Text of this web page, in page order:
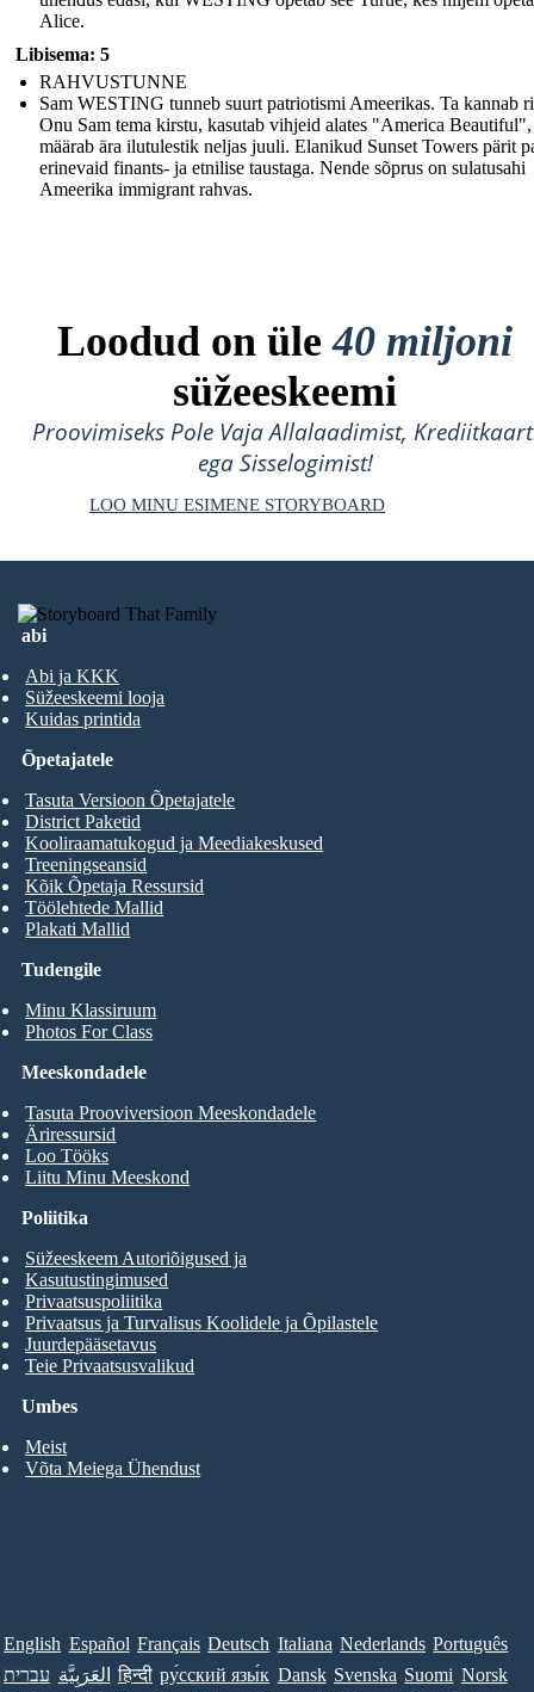
Alice.
Libisema: 5
RAHVUSTUNNE
Sam WESTING tunneb suurt patriotismi Ameerikas. Ta kannab
Onu Sam tema kirstu, kasutab vihjeid alates "America
määrab ära ilutulestik neljas juuli. Elanikud Sunset Towers pärit
erinevaid finants- ja etnilise taustaga. Nende sõprus on sulatusahi
Ameerika immigrant rahvas.
Loodud on üle40 miljoni
süžeeskeemi
Proovimiseks Pole Vaja Allalaadimist,
ega Sisselogimist!
LOO MINU ESIMENE STORYBOARD
abi
Abi ja KKK
Süžeeskeemi looja
Kuidas printida
Tudengile
Minu Klassiruum
Photos For Class
Õpetajatele
Tasuta Versioon Õpetajatele
District Paketid
Kooliraamatukogud ja Meediakeskused
Treeningseansid
Kõik Õpetaja Ressursid
Töölehtede Mallid
Plakati Mallid
Meeskondadele
Tasuta Prooviversioon Meeskondadele
Äriressursid
Loo Tööks
Liitu Minu Meeskond
Umbes
Meist
Võta Meiega Ühendust
Poliitika
Süžeeskeem Autoriõigused ja
Kasutustingimused
Privaatsuspoliitika
Privaatsus ja Turvalisus Koolidele ja Õpilastele
Juurdepääsetavus
Teie Privaatsusvalikud
English Español Français Deutsch Italiana Nederlands Português
עברית العَرَبِيَّة हिन्दी ру́сский язы́к Dansk Svenska Suomi Norsk